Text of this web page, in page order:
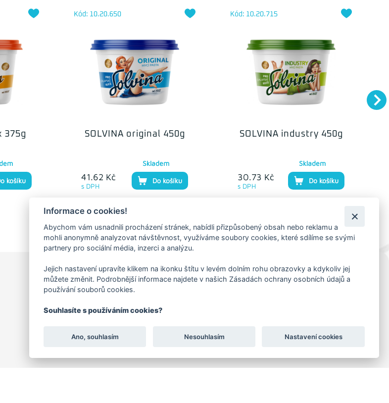
375g
košíku
SOLVINA original 450g
Kód: 10.20.650
41.62 Kč
s DPH
Skladem
Do košíku
SOLVINA industry 450g
Kód: 10.20.715
30.73 Kč
s DPH
Skladem
Do košíku
FAKTURAČNÍ ADRESA
Praha 4 - Nusle, 140 00
KORESP. ADRESA A SKLAD
Informace o cookies!
Abychom vám usnadnili procházení stránek, nabídli přizpůsobený obsah nebo reklamu a
mohli anonymně analyzovat návštěvnost, využíváme soubory cookies, které sdílíme se svými
partnery pro sociální média, inzerci a analýzu.
Jejich nastavení upravíte klikem na ikonku štítu v levém dolním rohu obrazovky a kdykoliv jej
můžete změnit. Podrobnější informace najdete v našich Zásadách ochrany osobních údajů a
používání souborů cookies.
Souhlasíte s používáním cookies?
Ano, souhlasím Nesouhlasím Nastavení cookies